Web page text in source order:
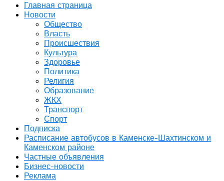
Главная страница
Новости
Общество
Власть
Происшествия
Культура
Здоровье
Политика
Религия
Образование
ЖКХ
Транспорт
Спорт
Подписка
Расписание автобусов в Каменске-Шахтинском и
Каменском районе
Частные объявления
Бизнес-новости
Реклама